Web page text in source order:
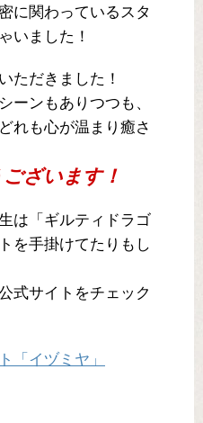
に関わっているスタ
いました！
ただきました！
ーンもありつつも、
れも心が温まり癒さ
ざいます！
は「ギルティドラゴ
を手掛けてたりもし
式サイトをチェック
「イヅミヤ」